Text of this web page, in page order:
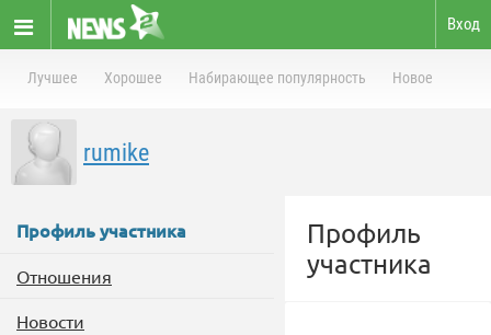
Вход
Лучшее Хорошее Набирающее популярность Новое
rumike
Профиль участника
Отношения
Новости
Профиль
участника